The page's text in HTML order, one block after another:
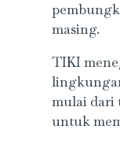
masing.
TIKI
mulai dari
untuk